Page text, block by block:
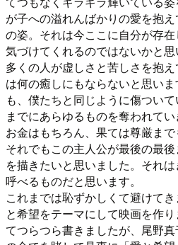
が子への溢れんばかりの愛を抱
の姿。それは今ここに自分が存
気づけてくれるのではないかと思
多くの人が虚しさと苦しさを抱
は何の癒しにもならないと思い
も、僕たちと同じように傷つい
までにあらゆるものを奪われてい
お金はもちろん、果ては尊厳まで
それでもこの主人公が最後の最
を描きたいと思いました。それ
呼べるものだと思います。
これまでは恥ずかしくて避けて
と希望をテーマにして映画を作
てつらつら書きましたが、尾野